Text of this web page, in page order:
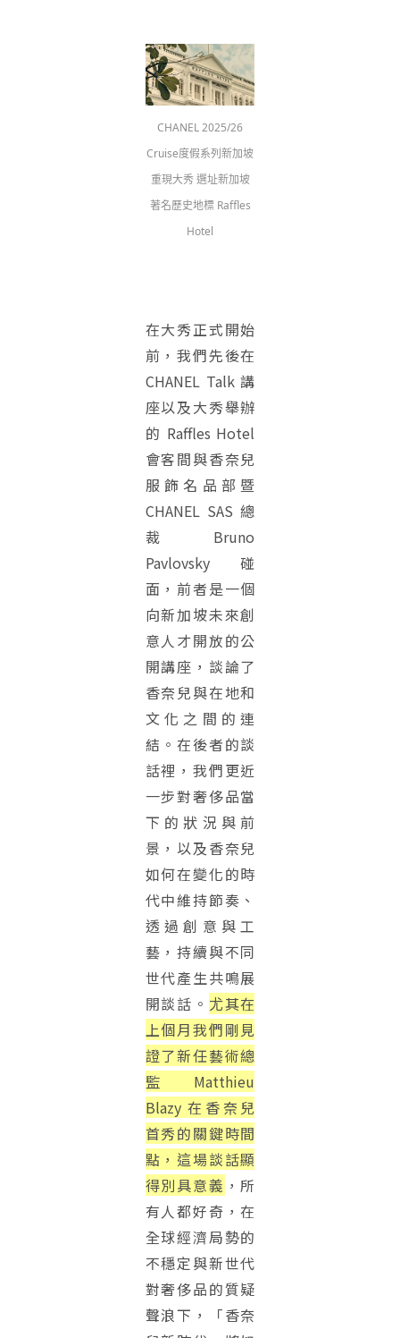
CHANEL 2025/26
Cruise度假系列新加坡
重現大秀 選址新加坡
著名歷史地標 Raffles
Hotel
在大秀正式開始
前，我們先後在
CHANEL Talk 講
座以及大秀舉辦
的 Raffles Hotel
會客間與香奈兒
服飾名品部暨
CHANEL SAS 總
裁 Bruno
Pavlovsky 碰
面，前者是一個
向新加坡未來創
意人才開放的公
開講座，談論了
香奈兒與在地和
文化之間的連
結。在後者的談
話裡，我們更近
一步對奢侈品當
下的狀況與前
景，以及香奈兒
如何在變化的時
代中維持節奏、
透過創意與工
藝，持續與不同
世代產生共鳴展
開談話。 尤其在
上個月我們剛見
證了新任藝術總
監 Matthieu
Blazy 在香奈兒
首秀的關鍵時間
點，這場談話顯
得別具意義 ，所
有人都好奇，在
全球經濟局勢的
不穩定與新世代
對奢侈品的質疑
聲浪下，「香奈